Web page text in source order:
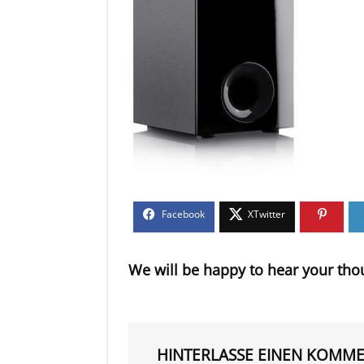
We will be happy to hear your
HINTERLASSE EINEN